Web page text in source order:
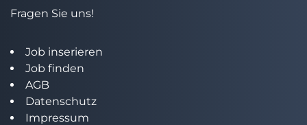
Fragen Sie uns!
Job inserieren
Job finden
AGB
Datenschutz
Impressum